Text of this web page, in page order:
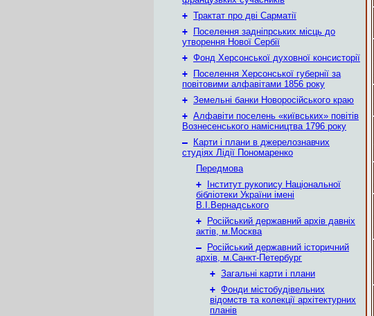
+ Трактат про дві Сарматії
+
Поселення задніпрських місць до
утворення Нової Сербії
+ Фонд Херсонської духовної консисторії
+
Поселення Херсонської губернії за
повітовими алфавітами 1856 року
+ Земельні банки Новоросійського краю
+ Алфавіти поселень «київських» повітів
Вознесенського намісництва 1796 року
–
Карти і плани в джерелознавчих
студіях Лідії Пономаренко
Передмова
+
Інститут рукопису Національної
бібліотеки України імені
В.І.Вернадського
+
Російський державний архів давніх
актів, м.Москва
–
Російський державний історичний
архів, м.Санкт-Петербург
+ Загальні карти і плани
+ Фонди містобудівельних
відомств та колекції архітектурних
планів